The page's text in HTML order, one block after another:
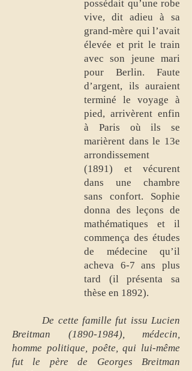
possédait qu’une robe
vive, dit adieu à sa
grand-mère qui l’avait
élevée et prit le train
avec son jeune mari
pour Berlin. Faute
d’argent, ils auraient
terminé le voyage à
pied, arrivèrent enfin
à Paris où ils se
marièrent dans le 13e
arrondissement
(1891) et vécurent
dans une chambre
sans confort. Sophie
donna des leçons de
mathématiques et il
commença des études
de médecine qu’il
acheva 6-7 ans plus
tard (il présenta sa
thèse en 1892).
De cette famille fut issu Lucien
Breitman (1890-1984), médecin,
homme politique, poête, qui lui-même
fut le père de Georges Breitman